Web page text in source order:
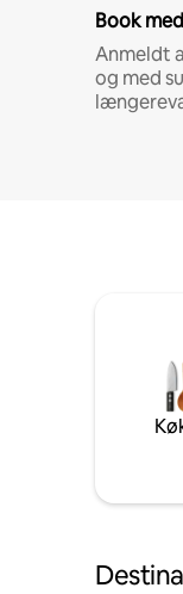
Book
Anmeldt
og med